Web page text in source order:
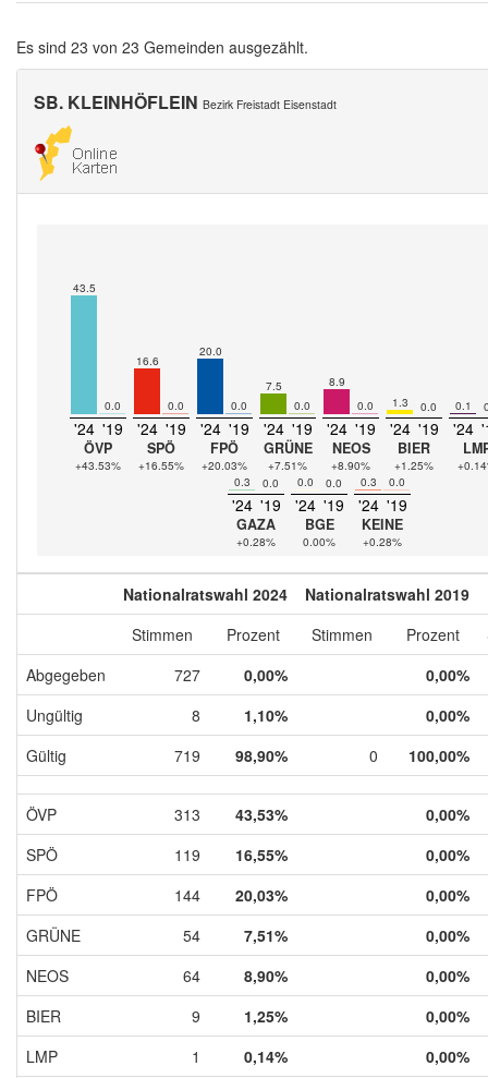
Es sind 23 von 23 Gemeinden ausgezählt.
SB. KLEINHÖFLEIN Bezirk Freistadt Eisenstadt
43.5
0.0
'24 '19
ÖVP
+43.53%
16.6
0.0
'24 '19
SPÖ
+16.55%
20.0
0.0
'24 '19
FPÖ
+20.03%
7.5
0.0
'24 '19
GRÜNE
+7.51%
8.9
0.0
'24 '19
NEOS
+8.90%
1.3 0.0
'24 '19
BIER
+1.25%
0.1
'24
0.3
0.0
'24 '19
GAZA
+0.28%
0.0 0.0
'24 '19
BGE
0.00%
0.3 0.0
'24 '19
KEINE
+0.28%
Nationalratswahl 2024
Nationalratswahl 2019
Stimmen
Prozent Stimmen Prozent
Abgegeben
727 0,00%
0,00%
Ungültig
8 1,10%
0,00%
Gültig
719 98,90% 0 100,00%
ÖVP 313 43,53%
0,00%
SPÖ
119 16,55%
0,00%
FPÖ
144 20,03%
0,00%
GRÜNE
54 7,51%
0,00%
NEOS
64 8,90%
0,00%
BIER
9 1,25%
0,00%
LMP
1 0,14%
0,00%